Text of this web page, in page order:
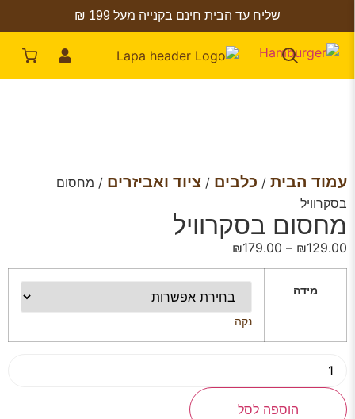
שליח עד הבית חינם בקנייה מעל 199 ₪
עמוד הבית / כלבים / ציוד ואביזרים / מחסום
בסקרוויל
מחסום בסקרוויל
₪129.00
–
₪179.00
מידה
נקה
הוספה לסל